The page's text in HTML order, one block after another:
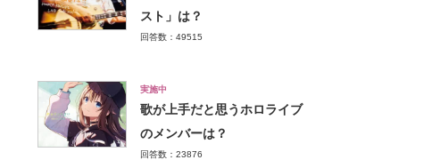
スト」は？
回答数：49515
実施中
歌が上手だと思うホロライブ
のメンバーは？
回答数：23876